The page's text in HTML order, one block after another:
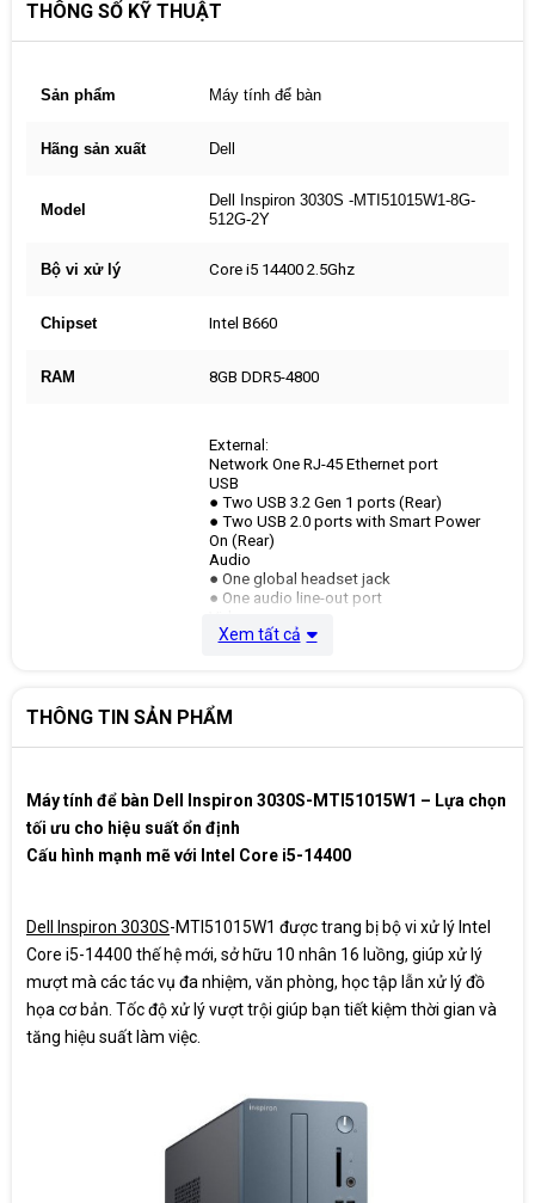
THÔNG SỐ KỸ THUẬT
Sản phẩm Máy tính để bàn
Hãng sản xuất Dell
Model
Dell Inspiron 3030S -MTI51015W1-8G-
512G-2Y
Bộ vi xử lý Core i5 14400 2.5Ghz
Chipset Intel B660
RAM 8GB DDR5-4800
External:
Network One RJ-45 Ethernet port
USB
● Two USB 3.2 Gen 1 ports (Rear)
● Two USB 2.0 ports with Smart Power
On (Rear)
Audio
● One global headset jack
● One audio line-out port
● One DisplayPort 1.4a port (HBR2)
(optional)
Security
shaped)
Card đồ họa Intel UHD Graphics
Nguồn 180W
Kết nối mạng
Kèm bàn phím, chuột
Xem tất cả
THÔNG TIN SẢN PHẨM
Máy tính để bàn Dell Inspiron 3030S-MTI51015W1 – Lựa chọn
tối ưu cho hiệu suất ổn định
Cấu hình mạnh mẽ với Intel Core i5-14400
Dell Inspiron 3030S-MTI51015W1 được trang bị bộ vi xử lý Intel
Core i5-14400 thế hệ mới, sở hữu 10 nhân 16 luồng, giúp xử lý
mượt mà các tác vụ đa nhiệm, văn phòng, học tập lẫn xử lý đồ
họa cơ bản. Tốc độ xử lý vượt trội giúp bạn tiết kiệm thời gian và
tăng hiệu suất làm việc.